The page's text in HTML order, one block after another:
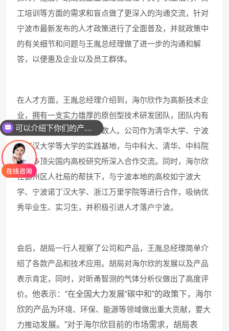
工培训等方面的需求和盲点做了更深入的沟通交流，针对
宁波市最新发布的人才政策进行了全面普及，并就政策中
的有关细节和问题与王胤总经理做了进一步的沟通和解
答，以便惠及企业以及员工群体。
在人才方面，王胤总经理介绍到，海尔欣作为高新技术企
业，拥有一支实力雄厚的原创型技术研发团队，团队内有
国际顶尖高校背景的硕博数人。公司作为清华大学、宁波
诺丁汉大学等大学的实践基地，与中科大、清华、中科院
等众多顶尖国内高校研究所深入合作交流。同时，海尔欣
在鄞州区人社局的帮扶下，与宁波本地的高校如宁波大
学、宁波诺丁汉大学、浙江万里学院等进行合作，吸纳优
秀毕业生、实习生，并积极引进人才落户宁波。
会后，胡局一行人视察了公司和产品，王胤总经理简单介
绍了各款产品和技术应用。胡局对海尔欣的发展以及产品
表示肯定，同时，对昕甬智测的气体分析仪做出了高度评
价。他表示：“在全国大力发展“碳中和”的政策下，海尔
欣的产品为环境、环保、能源等领域做出重大贡献，要大
力推动发展。”对于海尔欣目前的市场需求，胡局表